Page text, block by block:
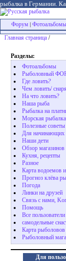
рыбалка в Германии.
Форум Фотоальбомы
Главная страница /
Разделы:
Фотоальбомы
Рыболовный
Где ловить?
Чем ловить/
На что ловить?
Наша рыба
Рыбалка на
Морская рыбалка
Полезные советы
Для начинающих
Наши дети
Обзор магазинов
Кухня, рецепты
Разное
Карта водоемов
Прогноз клёва
Погода
Линки на друзей
Связь с нами,
Помощь
Все пользователи
самодельные
Карта рыболовов
Рыболовный
Для